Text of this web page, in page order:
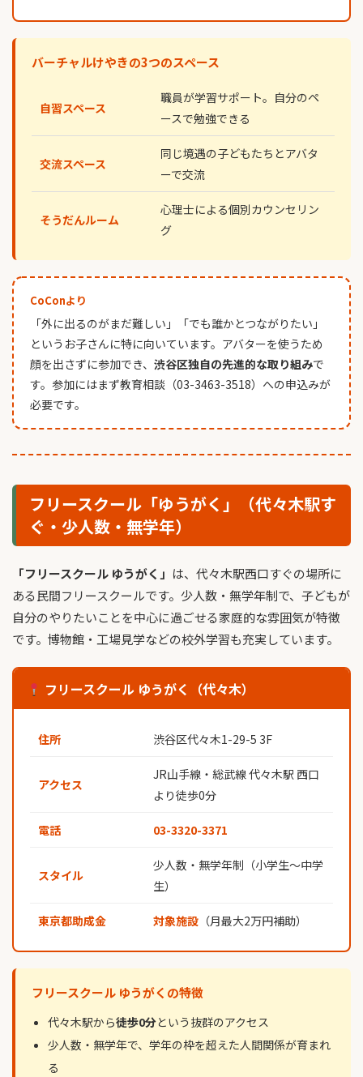
バーチャルけやきの3つのスペース
自習スペース
職員が学習サポート。自分のペ
ースで勉強できる
交流スペース
同じ境遇の子どもたちとアバタ
ーで交流
そうだんルーム
心理士による個別カウンセリン
グ
CoConより
「外に出るのがまだ難しい」「でも誰かとつながりたい」
というお子さんに特に向いています。アバターを使うため
顔を出さずに参加でき、 渋谷区独自の先進的な取り組みで
す。参加にはまず教育相談（03-3463-3518）への申込みが
必要です。
フリースクール「ゆうがく」（代々木駅す
ぐ・少人数・無学年）
「フリースクール ゆうがく」 は、代々木駅西口すぐの場所に
ある民間フリースクールです。少人数・無学年制で、子どもが
自分のやりたいことを中心に過ごせる家庭的な雰囲気が特徴
です。博物館・工場見学などの校外学習も充実しています。
フリースクール ゆうがく（代々木）
住所 渋谷区代々木1-29-5 3F
アクセス
JR山手線・総武線 代々木駅 西口
より徒歩0分
電話 03-3320-3371
スタイル
少人数・無学年制（小学生〜中学
生）
東京都助成金 対象施設 （月最大2万円補助）
フリースクール ゆうがくの特徴
代々木駅から徒歩0分という抜群のアクセス
少人数・無学年で、学年の枠を超えた人間関係が育まれ
る